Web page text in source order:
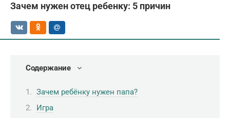
Зачем нужен отец ребенку: 5 причин
Содержание
Зачем ребёнку нужен папа?
Игра